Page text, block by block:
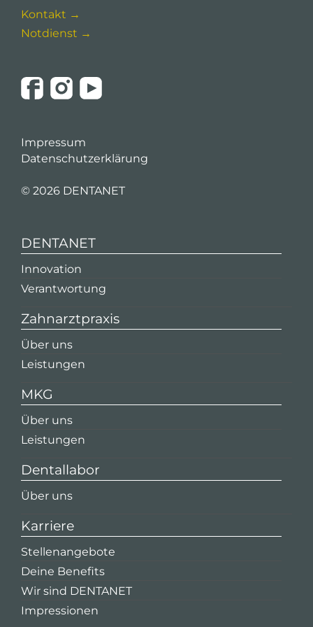
Kontakt →
Notdienst →
Impressum
Datenschutzerklärung
© 2026 DENTANET
DENTANET
Innovation
Verantwortung
Zahnarztpraxis
Über uns
Leistungen
MKG
Über uns
Leistungen
Dentallabor
Über uns
Karriere
Stellenangebote
Deine Benefits
Wir sind DENTANET
Impressionen